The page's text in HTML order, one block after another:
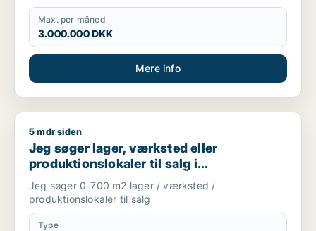
Max. per måned
3.000.000 DKK
Mere info
Jeg søger lager, værksted eller produktionslokaler til salg i
5 mdr siden
Jeg søger lager, værksted eller
produktionslokaler til salg i
Storkøbenhavn
Jeg søger 0-700 m2 lager / værksted /
produktionslokaler til salg
Type